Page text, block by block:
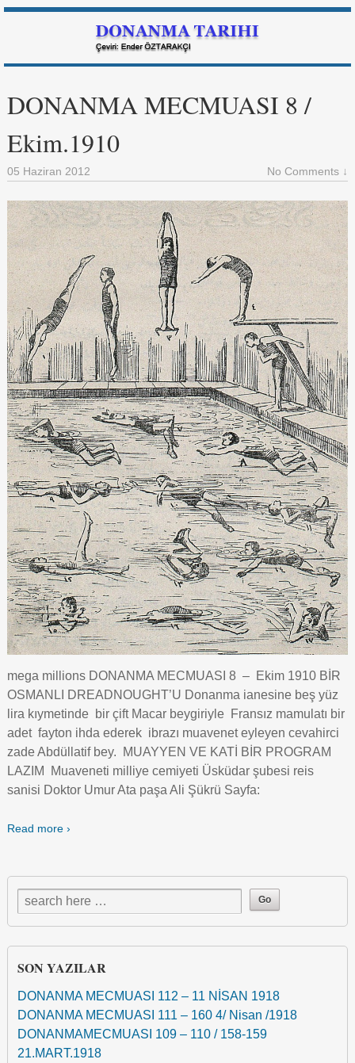
DONANMA MECMUASI 8 /
Ekim.1910
05 Haziran 2012 No Comments ↓
mega millions DONANMA MECMUASI 8 – Ekim 1910 BİR
OSMANLI DREADNOUGHT’U Donanma ianesine beş yüz
lira kıymetinde bir çift Macar beygiriyle Fransız mamulatı bir
adet fayton ihda ederek ibrazı muavenet eyleyen cevahirci
zade Abdüllatif bey. MUAYYEN VE KATİ BİR PROGRAM
LAZIM Muaveneti milliye cemiyeti Üsküdar şubesi reis
sanisi Doktor Umur Ata paşa Ali Şükrü Sayfa:
Read more ›
SON YAZILAR
DONANMA MECMUASI 112 – 11 NİSAN 1918
DONANMA MECMUASI 111 – 160 4/ Nisan /1918
DONANMAMECMUASI 109 – 110 / 158-159
21.MART.1918